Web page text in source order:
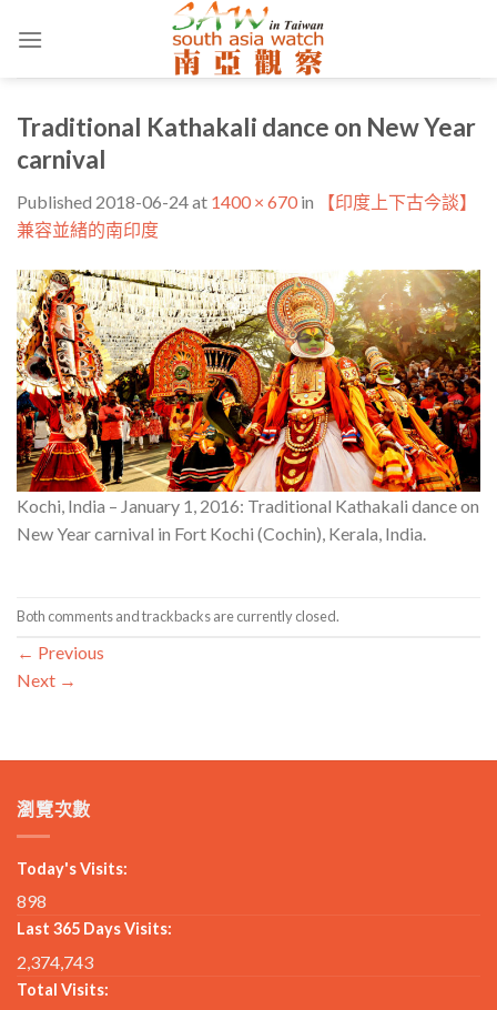
Traditional Kathakali dance on New Year
carnival
Published 2018-06-24at 1400 × 670 in
【印度上下古今談】
兼容並緒的南印度
Kochi, India – January 1, 2016: Traditional Kathakali dance on
New Year carnival in Fort Kochi (Cochin), Kerala, India.
Both comments and trackbacks are currently closed.
← Previous
Next →
瀏覽次數
Today's Visits:
898
Last 365 Days Visits:
2,374,743
Total Visits: